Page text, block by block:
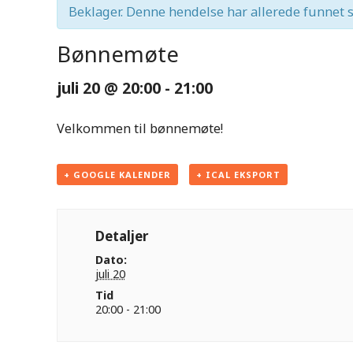
Beklager. Denne hendelse har allerede funnet
Bønnemøte
juli 20 @ 20:00 - 21:00
Velkommen til bønnemøte!
+ GOOGLE KALENDER + ICAL EKSPORT
Detaljer
Dato:
juli 20
Tid
20:00 - 21:00